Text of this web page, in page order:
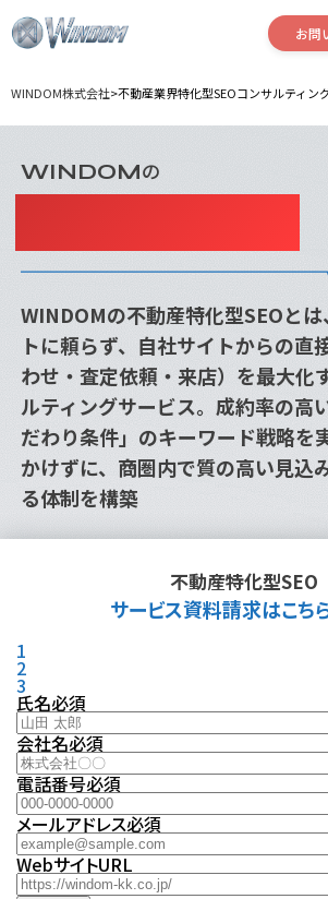
お問
サービス
採用情報
WINDOM株式会社>不動産業界特化型SEOコンサルティン
WINDOMの
不動産業界特化型
WINDOMの不動産特化型SEOと
トに頼らず、自社サイトからの直
わせ・査定依頼・来店）を最大化
ルティングサービス。成約率の高
だわり条件」のキーワード戦略を
かけずに、商圏内で質の高い見込
る体制を構築
不動産特化型SEO
サービス資料請求はこち
1
2
3
氏名必須
会社名必須
電話番号必須
メールアドレス必須
WebサイトURL